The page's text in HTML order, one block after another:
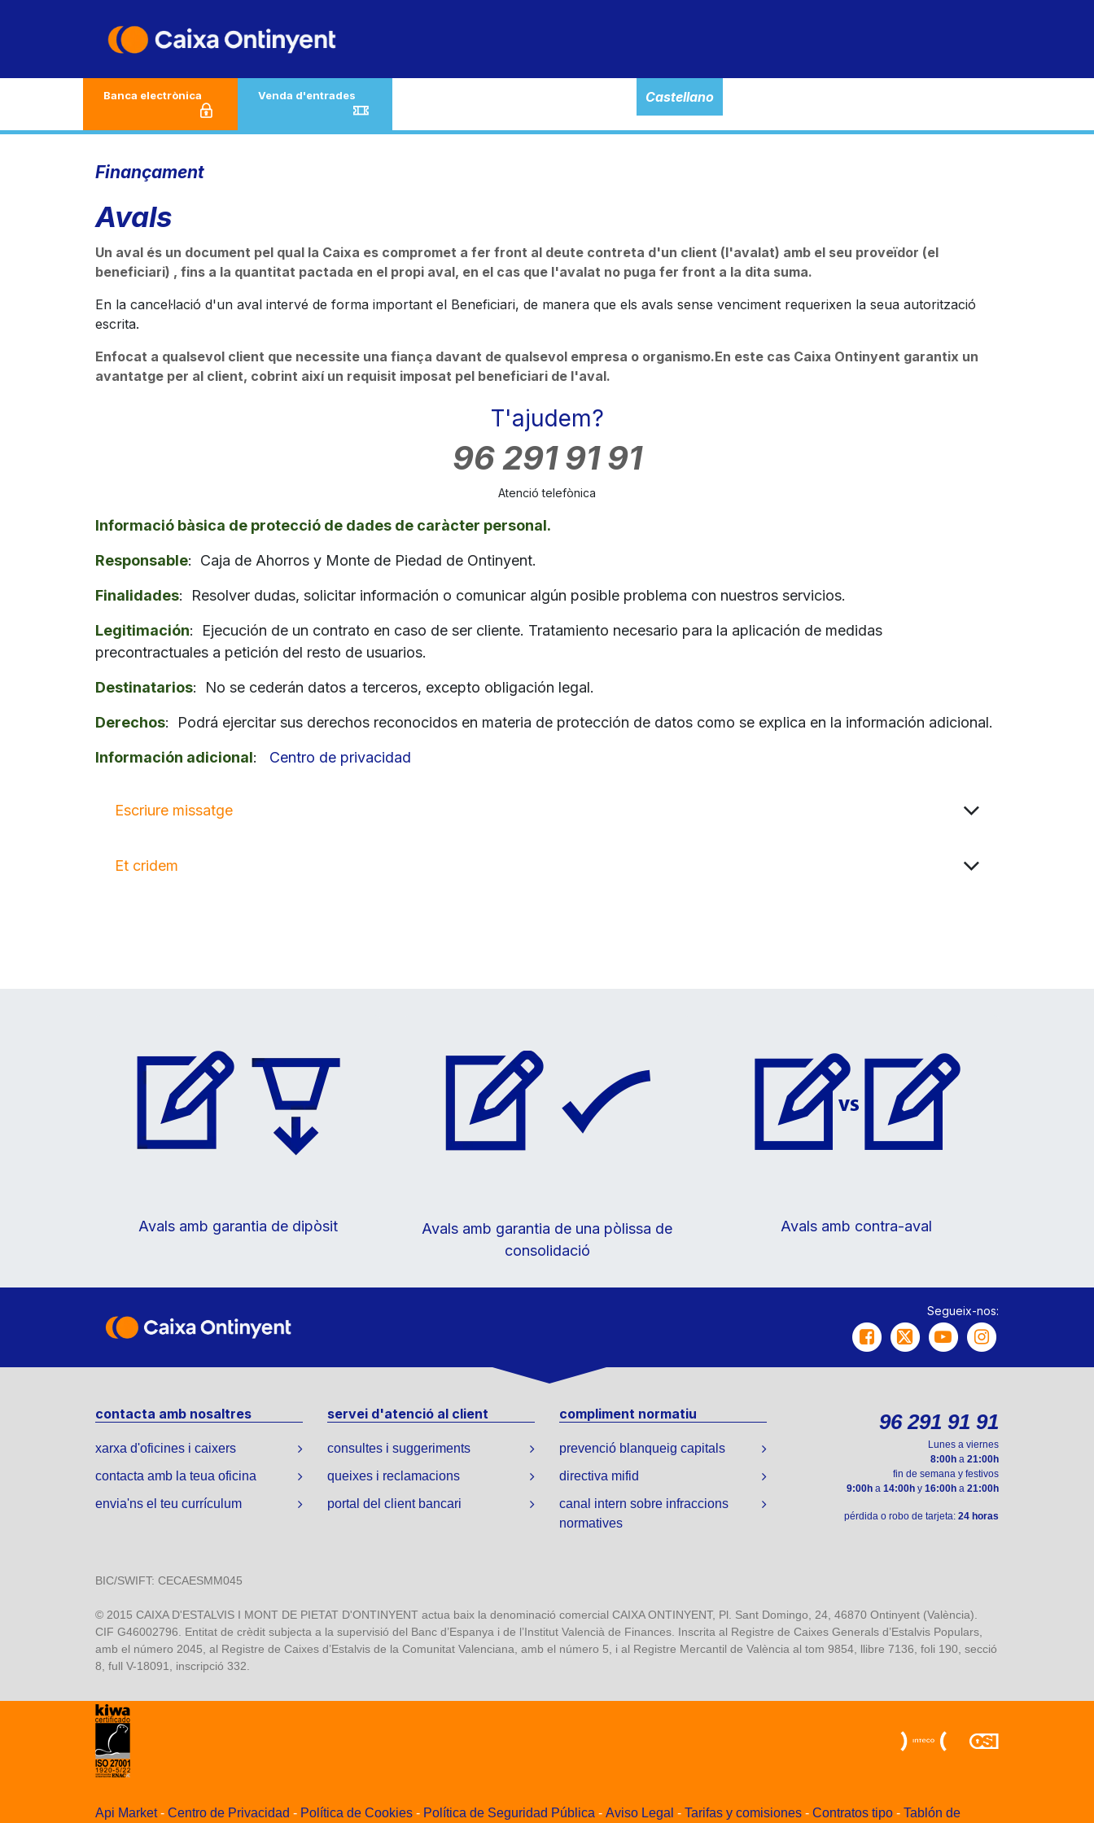
Banca electrònica Venda d'entrades Castellano
Finançament
Avals
Un aval és un document pel qual la Caixa es compromet a fer front al deute contreta d'un client (l'avalat) amb el seu proveïdor (el
beneficiari) , fins a la quantitat pactada en el propi aval, en el cas que l'avalat no puga fer front a la dita suma.
En la cancel·lació d'un aval intervé de forma important el Beneficiari, de manera que els avals sense venciment requerixen la seua autorització
escrita.
Enfocat a qualsevol client que necessite una fiança davant de qualsevol empresa o organismo.En este cas Caixa Ontinyent garantix un
avantatge per al client, cobrint així un requisit imposat pel beneficiari de l'aval.
T'ajudem?
96 291 91 91
Atenció telefònica
Informació bàsica de protecció de dades de caràcter personal.
Responsable: Caja de Ahorros y Monte de Piedad de Ontinyent.
Finalidades: Resolver dudas, solicitar información o comunicar algún posible problema con nuestros servicios.
Legitimación: Ejecución de un contrato en caso de ser cliente. Tratamiento necesario para la aplicación de medidas
precontractuales a petición del resto de usuarios.
Destinatarios: No se cederán datos a terceros, excepto obligación legal.
Derechos: Podrá ejercitar sus derechos reconocidos en materia de protección de datos como se explica en la información adicional.
Información adicional: Centro de privacidad
Escriure missatge
Et cridem
Avals amb garantia de dipòsit
Avals amb garantia de una pòlissa de
consolidació
Avals amb contra-aval
Segueix-nos:
contacta amb nosaltres
xarxa d'oficines i caixers
contacta amb la teua oficina
envia'ns el teu currículum
servei d'atenció al client
consultes i suggeriments
queixes i reclamacions
portal del client bancari
compliment normatiu
prevenció blanqueig capitals
directiva mifid
canal intern sobre infraccions
normatives
96 291 91 91
Lunes a viernes
8:00h a 21:00h
fin de semana y festivos
9:00h a 14:00h y 16:00h a 21:00h
pérdida o robo de tarjeta: 24 horas
BIC/SWIFT: CECAESMM045
© 2015 CAIXA D'ESTALVIS I MONT DE PIETAT D'ONTINYENT actua baix la denominació comercial CAIXA ONTINYENT, Pl. Sant Domingo, 24, 46870 Ontinyent (València).
CIF G46002796. Entitat de crèdit subjecta a la supervisió del Banc d’Espanya i de l’Institut Valencià de Finances. Inscrita al Registre de Caixes Generals d’Estalvis Populars,
amb el número 2045, al Registre de Caixes d’Estalvis de la Comunitat Valenciana, amb el número 5, i al Registre Mercantil de València al tom 9854, llibre 7136, foli 190, secció
8, full V-18091, inscripció 332.
Api Market- Centro de Privacidad - Política de Cookies - Política de Seguridad Pública - Aviso Legal - Tarifas y comisiones - Contratos tipo - Tablón de